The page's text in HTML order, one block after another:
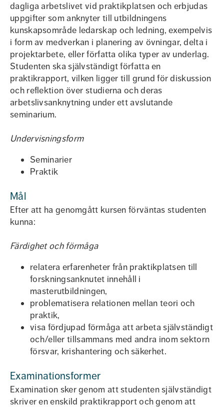
dagliga arbetslivet vid praktikplatsen och erbjudas
uppgifter som anknyter till utbildningens
kunskapsområde ledarskap och ledning, exempelvis
i form av medverkan i planering av övningar, delta i
projektarbete, eller författa olika typer av underlag.
Studenten ska självständigt författa en
praktikrapport, vilken ligger till grund för diskussion
och reflektion över studierna och deras
arbetslivsanknytning under ett avslutande
seminarium.
Undervisningsform
Seminarier
Praktik
Mål
Efter att ha genomgått kursen förväntas studenten
kunna:
Färdighet och förmåga
relatera erfarenheter från praktikplatsen till
forskningsanknutet innehåll i
masterutbildningen,
problematisera relationen mellan teori och
praktik,
visa fördjupad förmåga att arbeta självständigt
och/eller tillsammans med andra inom sektorn
försvar, krishantering och säkerhet.
Examinationsformer
Examination sker genom att studenten självständigt
skriver en enskild praktikrapport och genom att